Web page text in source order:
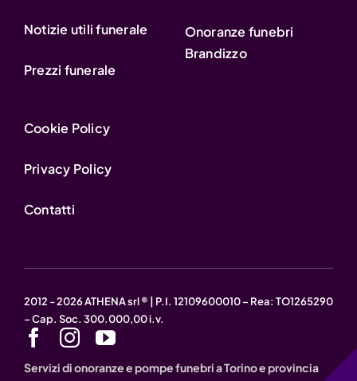
Notizie utili funerale
Prezzi funerale
Onoranze funebri
Brandizzo
Cookie Policy
Privacy Policy
Contatti
2012 - 2026 ATHENA srl ® | P.I. 12109600010 – Rea: TO1265290
– Cap. Soc. 300.000,00 i.v.
Servizi di onoranze e pompe funebri a Torino e provincia